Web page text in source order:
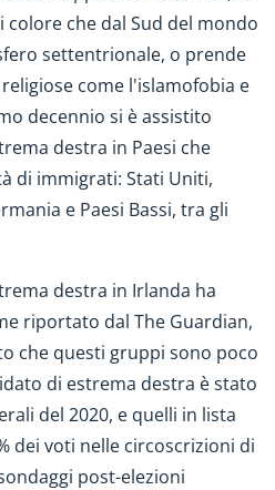
che dal Sud del mondo
settentrionale, o prende
come l'islamofobia e
decennio si è assistito
destra in Paesi che
di immigrati: Stati Uniti,
e Paesi Bassi, tra gli
destra in Irlanda ha
riportato dal The Guardian,
che questi gruppi sono poco
di estrema destra è stato
del 2020, e quelli in lista
dei voti nelle circoscrizioni di
post-elezioni